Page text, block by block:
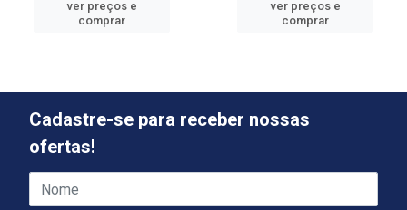
ver preços e
comprar
ver preços e
comprar
Cadastre-se para receber nossas
ofertas!